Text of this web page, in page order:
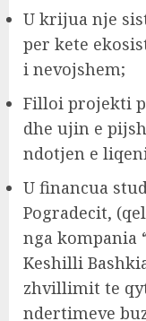
U krijua nje
per kete
i nevojshem;
Filloi projekti
dhe ujin e
ndotjen e
U financua
Pogradecit,
nga kompania
Keshilli
zhvillimit te
ndertimeve